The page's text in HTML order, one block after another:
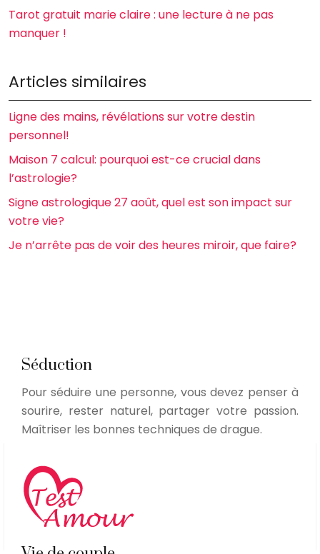
Tarot gratuit marie claire : une lecture à ne pas
manquer !
Articles similaires
Ligne des mains, révélations sur votre destin
personnel!
Maison 7 calcul: pourquoi est-ce crucial dans
l’astrologie?
Signe astrologique 27 août, quel est son impact sur
votre vie?
Je n’arrête pas de voir des heures miroir, que faire?
Séduction
Pour séduire une personne, vous devez penser à
sourire, rester naturel, partager votre passion.
Maîtriser les bonnes techniques de drague.